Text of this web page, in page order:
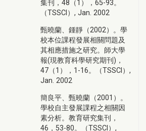
集刊，48（1），65-93。
（TSSCI）, Jan. 2002
甄曉蘭、鍾靜（2002）。學
校本位課程發展相關問題及
其相應措施之研究。師大學
報(現教育科學研究期刊)，
47（1），1-16。（TSSCI）,
Jan. 2002
簡良平、甄曉蘭（2001）。
學校自主發展課程之相關因
素分析。教育研究集刊，
46，53-80。（TSSCI）,